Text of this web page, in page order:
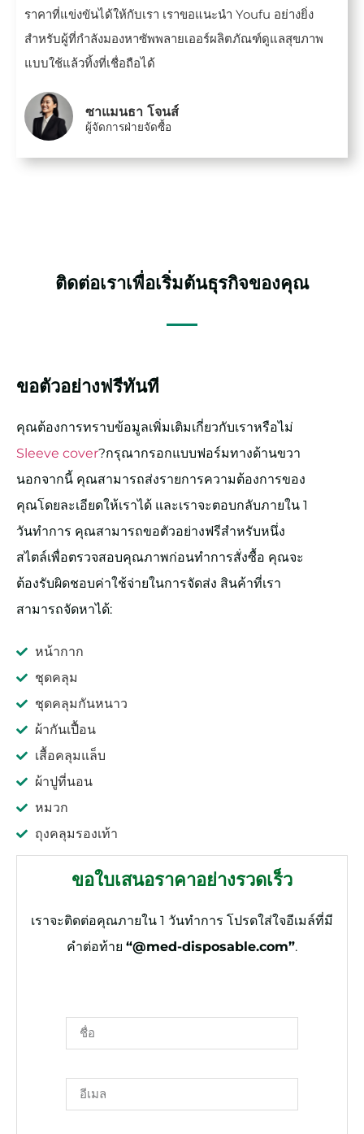
ราคาที่แข่งขันได้ให้กับเรา เราขอแนะนำ Youfu อย่างยิ่ง
สำหรับผู้ที่กำลังมองหาซัพพลายเออร์ผลิตภัณฑ์ดูแลสุขภาพ
แบบใช้แล้วทิ้งที่เชื่อถือได้
ซาแมนธา โจนส์
ผู้จัดการฝ่ายจัดซื้อ
ติดต่อเราเพื่อเริ่มต้นธุรกิจของคุณ
ขอตัวอย่างฟรีทันที
คุณต้องการทราบข้อมูลเพิ่มเติมเกี่ยวกับเราหรือไม่
Sleeve cover?กรุณากรอกแบบฟอร์มทางด้านขวา
นอกจากนี้ คุณสามารถส่งรายการความต้องการของ
คุณโดยละเอียดให้เราได้ และเราจะตอบกลับภายใน 1
วันทำการ คุณสามารถขอตัวอย่างฟรีสำหรับหนึ่ง
สไตล์เพื่อตรวจสอบคุณภาพก่อนทำการสั่งซื้อ คุณจะ
ต้องรับผิดชอบค่าใช้จ่ายในการจัดส่ง สินค้าที่เรา
สามารถจัดหาได้:
หน้ากาก
ชุดคลุม
ชุดคลุมกันหนาว
ผ้ากันเปื้อน
เสื้อคลุมแล็บ
ผ้าปูที่นอน
หมวก
ถุงคลุมรองเท้า
ขอใบเสนอราคาอย่างรวดเร็ว
เราจะติดต่อคุณภายใน 1 วันทำการ โปรดใส่ใจอีเมล์ที่มี
คำต่อท้าย “@med-disposable.com”.